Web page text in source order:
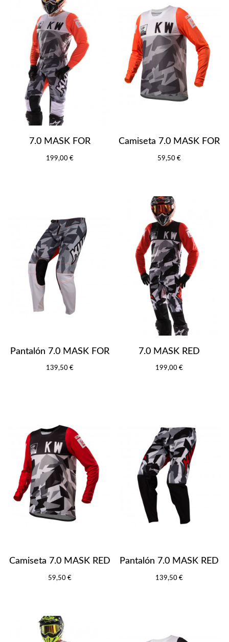
7.0 MASK FOR
199,00 €
Camiseta 7.0 MASK FOR
59,50 €
Pantalón 7.0 MASK FOR
139,50 €
7.0 MASK RED
199,00 €
Camiseta 7.0 MASK RED
59,50 €
Pantalón 7.0 MASK RED
139,50 €